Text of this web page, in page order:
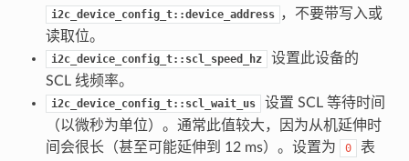
i2c_device_config_t::device_address ，不要带写入或
读取位。
i2c_device_config_t::scl_speed_hz
设置此设备的
SCL 线频率。
i2c_device_config_t::scl_wait_us
设置 SCL 等待时间
（以微秒为单位）。通常此值较大，因为从机延伸时
间会很长（甚至可能延伸到 12 ms）。设置为
0
表